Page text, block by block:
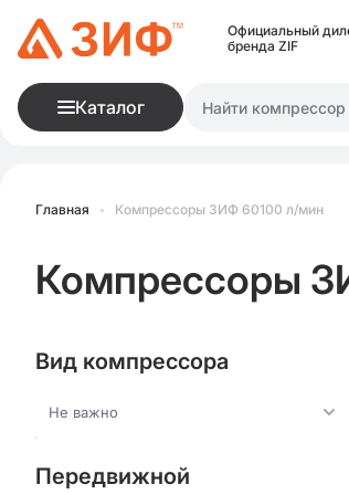
Официальный
бренда ZIF
Каталог
Главная • Компрессоры ЗИФ 60100 л/мин
Компрессоры
Вид компрессора
Не важно
Передвижной